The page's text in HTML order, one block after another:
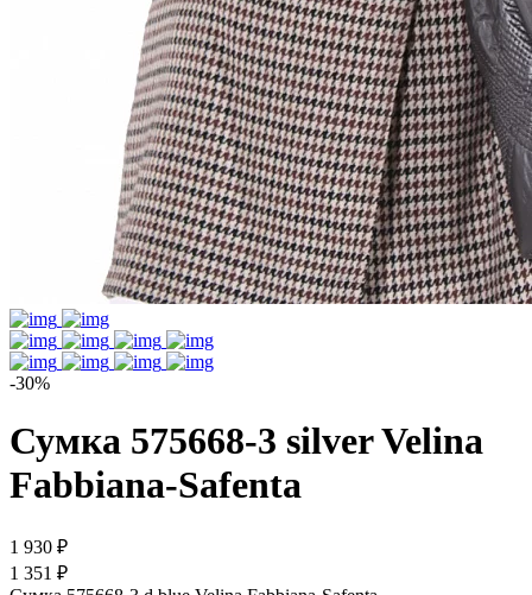
-30%
Сумка 575668-3 silver Velina
Fabbiana-Safenta
1 930 ₽
1 351 ₽